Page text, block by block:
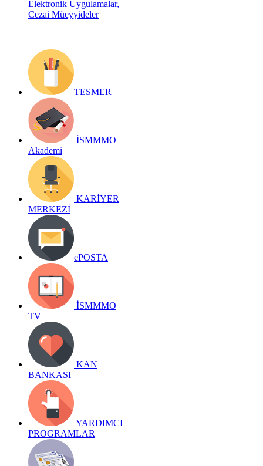
Elektronik Uygulamalar,
Cezai Müeyyideler
TESMER
İSMMMO
Akademi
KARİYER
MERKEZİ
ePOSTA
İSMMMO
TV
KAN
BANKASI
YARDIMCI
PROGRAMLAR